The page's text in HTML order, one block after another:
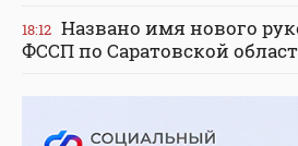
18:12 Названо имя нового
ФССП по Саратовской